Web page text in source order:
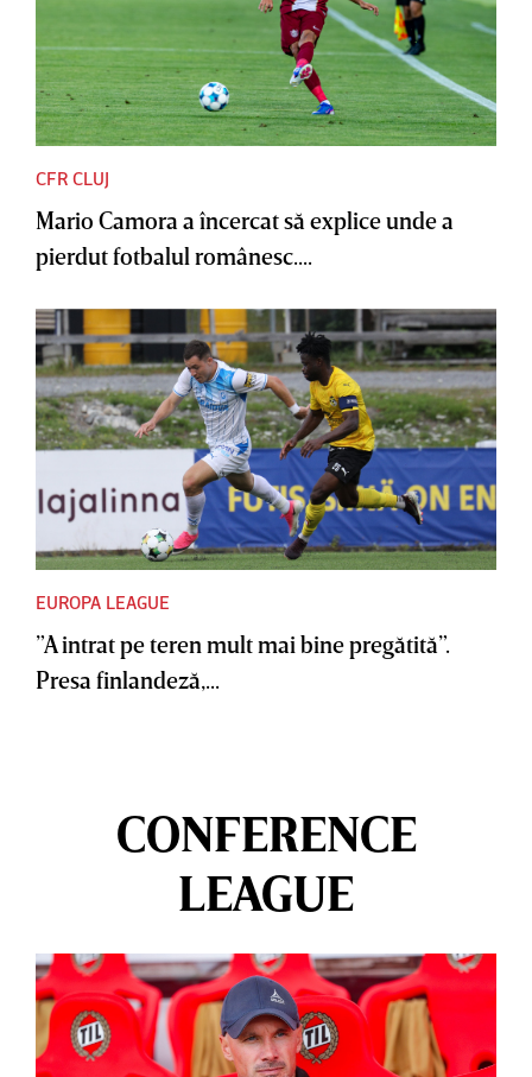
CFR CLUJ
Mario Camora a încercat să explice unde a
pierdut fotbalul românesc....
EUROPA LEAGUE
”A intrat pe teren mult mai bine pregătită”.
Presa finlandeză,...
CONFERENCE
LEAGUE